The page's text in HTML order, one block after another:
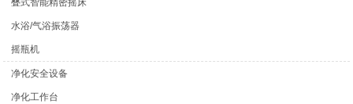
叠式智能精密摇床
水浴/气浴振荡器
摇瓶机
净化安全设备
净化工作台